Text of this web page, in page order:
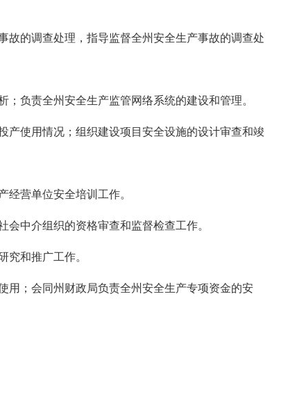
的调查处理，指导监督全州安全生产事故的调查处
负责全州安全生产监管网络系统的建设和管理。
使用情况；组织建设项目安全设施的设计审查和竣
营单位安全培训工作。
中介组织的资格审查和监督检查工作。
和推广工作。
；会同州财政局负责全州安全生产专项资金的安